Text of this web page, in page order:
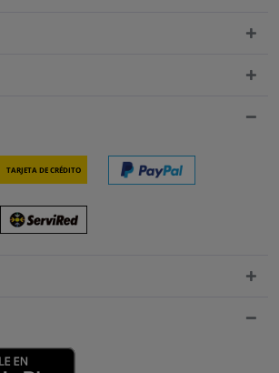
Tarjeta de crédito